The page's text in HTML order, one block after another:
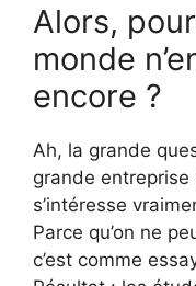
Alors,
monde
encore ?
Ah, la grande
grande
s’intéresse
Parce qu’on ne
c’est comme